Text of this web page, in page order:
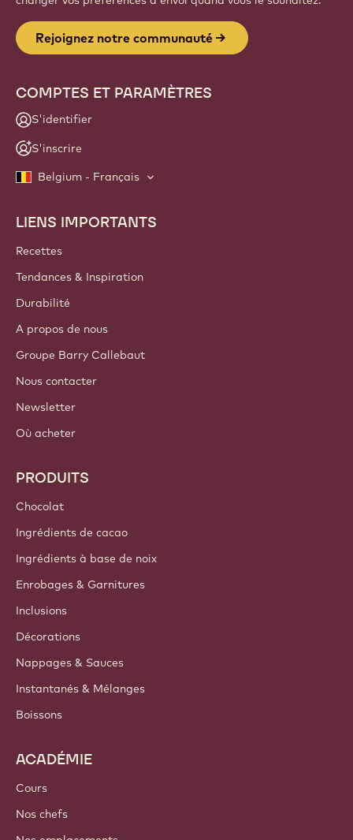
Rejoignez notre communauté
COMPTES ET PARAMÈTRES
S'identifier
S'inscrire
Belgium - Français
Footer
Callebaut
LIENS IMPORTANTS
Recettes
Tendances & Inspiration
Durabilité
A propos de nous
Groupe Barry Callebaut
Nous contacter
Newsletter
Où acheter
PRODUITS
Chocolat
Ingrédients de cacao
Ingrédients à base de noix
Enrobages & Garnitures
Inclusions
Décorations
Nappages & Sauces
Instantanés & Mélanges
Boissons
ACADÉMIE
Cours
Nos chefs